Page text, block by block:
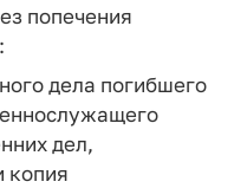
попечения
дела погибшего
дел,
копия